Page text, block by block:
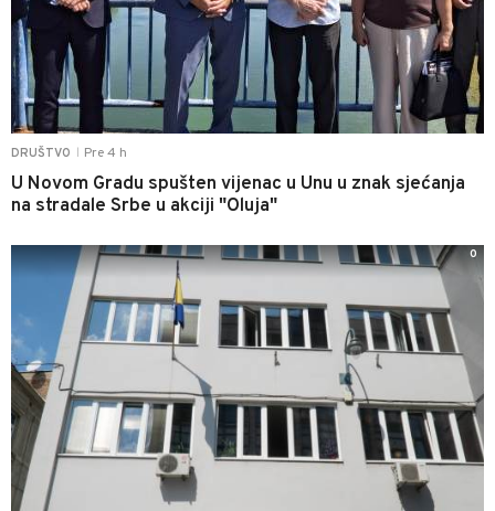
DRUŠTVO Pre 4 h
U Novom Gradu spušten vijenac u Unu u znak sjećanja
na stradale Srbe u akciji "Oluja"
0